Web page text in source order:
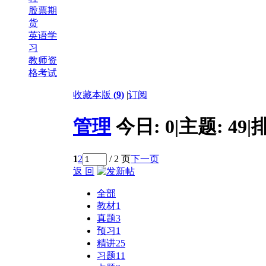
股票期
货
英语学
习
教师资
格考试
收藏本版 (9) |订阅
管理 今日: 0|主题: 49|
12 / 2 页下一页
返 回
全部
教材1
真题3
预习1
精讲25
习题11